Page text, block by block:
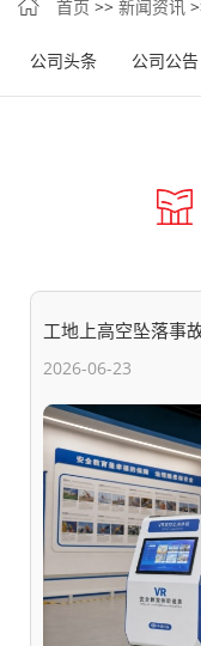
首页 >> 新闻资讯
公司头条 公司公告
工地上高空坠落事
带重要性
2026-06-23